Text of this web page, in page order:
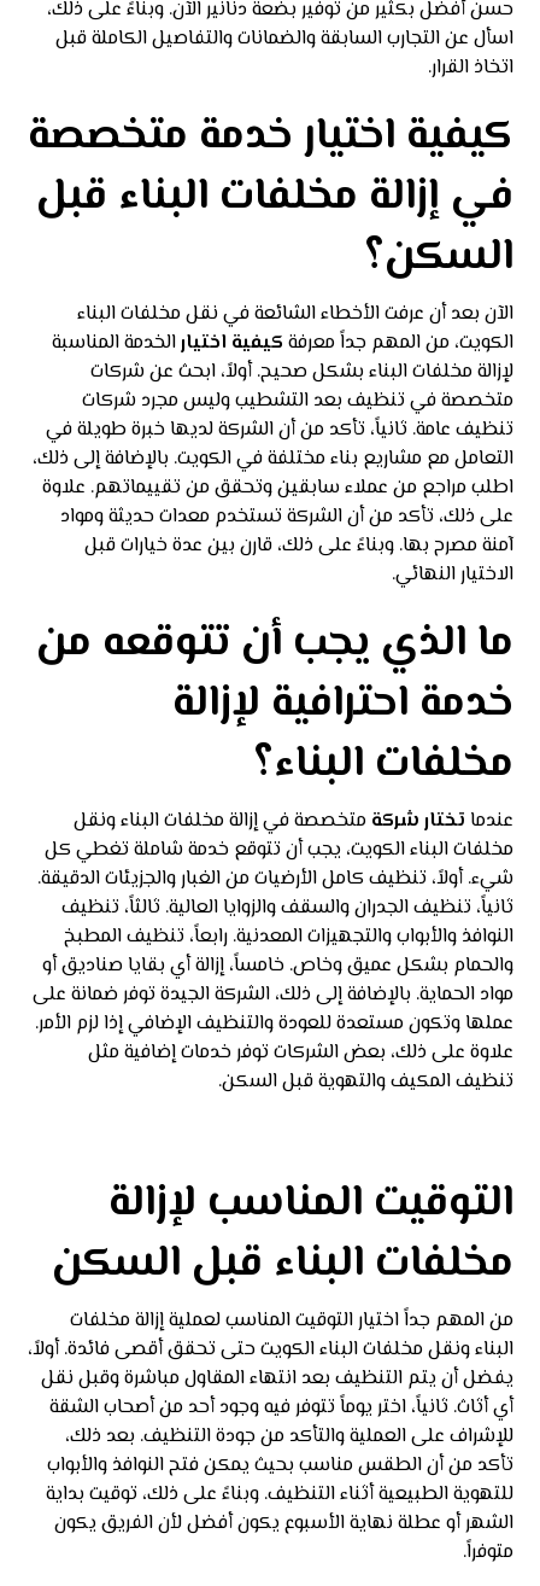
حسن أفضل بكثير من توفير بضعة دنانير الآن. وبناءً على ذلك،
اسأل عن التجارب السابقة والضمانات والتفاصيل الكاملة قبل
اتخاذ القرار.
كيفية اختيار خدمة متخصصة
في إزالة مخلفات البناء قبل
السكن؟
الآن بعد أن عرفت الأخطاء الشائعة في نقل مخلفات البناء
الكويت، من المهم جداً معرفة كيفية اختيارالخدمة المناسبة
لإزالة مخلفات البناء بشكل صحيح. أولاً، ابحث عن شركات
متخصصة في تنظيف بعد التشطيب وليس مجرد شركات
تنظيف عامة. ثانياً، تأكد من أن الشركة لديها خبرة طويلة في
التعامل مع مشاريع بناء مختلفة في الكويت. بالإضافة إلى ذلك،
اطلب مراجع من عملاء سابقين وتحقق من تقييماتهم. علاوة
على ذلك، تأكد من أن الشركة تستخدم معدات حديثة ومواد
آمنة مصرح بها. وبناءً على ذلك، قارن بين عدة خيارات قبل
الاختيار النهائي.
ما الذي يجب أن تتوقعه من
خدمة احترافية لإزالة
مخلفات البناء؟
عندما تختار شركة متخصصة في إزالة مخلفات البناء ونقل
مخلفات البناء الكويت، يجب أن تتوقع خدمة شاملة تغطي كل
شيء. أولاً، تنظيف كامل الأرضيات من الغبار والجزيئات الدقيقة.
ثانياً، تنظيف الجدران والسقف والزوايا العالية. ثالثاً، تنظيف
النوافذ والأبواب والتجهيزات المعدنية. رابعاً، تنظيف المطبخ
والحمام بشكل عميق وخاص. خامساً، إزالة أي بقايا صناديق أو
مواد الحماية. بالإضافة إلى ذلك، الشركة الجيدة توفر ضمانة على
عملها وتكون مستعدة للعودة والتنظيف الإضافي إذا لزم الأمر.
علاوة على ذلك، بعض الشركات توفر خدمات إضافية مثل
تنظيف المكيف والتهوية قبل السكن.
التوقيت المناسب لإزالة
مخلفات البناء قبل السكن
من المهم جداً اختيار التوقيت المناسب لعملية إزالة مخلفات
البناء ونقل مخلفات البناء الكويت حتى تحقق أقصى فائدة. أولاً،
يفضل أن يتم التنظيف بعد انتهاء المقاول مباشرة وقبل نقل
أي أثاث. ثانياً، اختر يوماً تتوفر فيه وجود أحد من أصحاب الشقة
للإشراف على العملية والتأكد من جودة التنظيف. بعد ذلك،
تأكد من أن الطقس مناسب بحيث يمكن فتح النوافذ والأبواب
للتهوية الطبيعية أثناء التنظيف. وبناءً على ذلك، توقيت بداية
الشهر أو عطلة نهاية الأسبوع يكون أفضل لأن الفريق يكون
متوفراً.